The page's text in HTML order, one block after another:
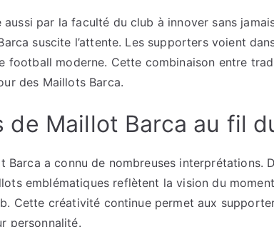
aussi par la faculté du club à innover sans
suscite l’attente. Les supporters voient
football moderne. Cette combinaison entre
des Maillots Barca.
de Maillot Barca au fil
Barca a connu de nombreuses interprétations.
emblématiques reflètent la vision du
Cette créativité continue permet aux
personnalité.